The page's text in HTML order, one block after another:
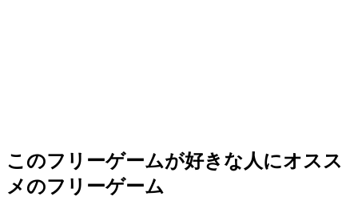
このフリーゲームが好きな人にオスス
メのフリーゲーム